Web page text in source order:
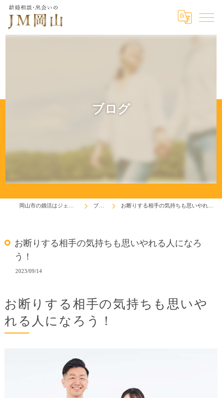
ブログ
ブログ お断りする相手の気持ちも思いやれる人になろう！
お断りする相手の気持ちも思いやれる人になろ
う！
2023/09/14
お断りする相手の気持ちも思いや
れる人になろう！